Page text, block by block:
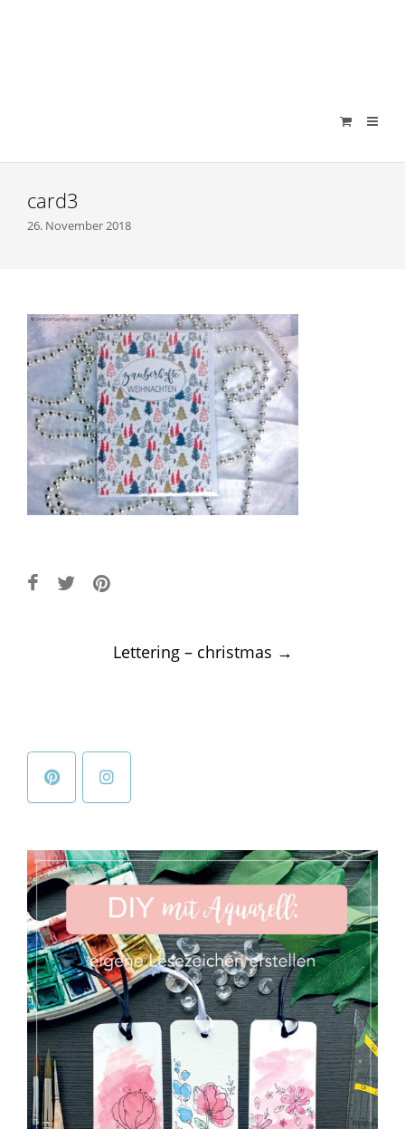
card3
26. November 2018
Lettering – christmas →